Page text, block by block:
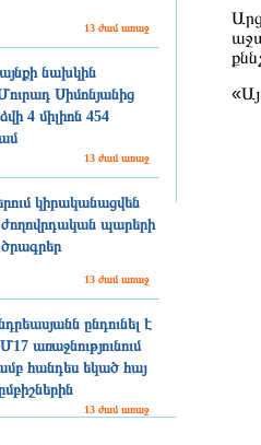
13 ժամ առաջ
նախկին
Սիմոնյանից
4 միլիոն 454
13 ժամ առաջ
կիրականացվեն
պարերի
ծրագրեր
13 ժամ առաջ
ընդունել է
առաջնությունում
հանդես եկած հայ
13 ժամ առաջ